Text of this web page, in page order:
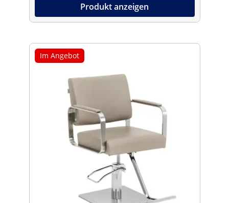
Produkt anzeigen
Im Angebot